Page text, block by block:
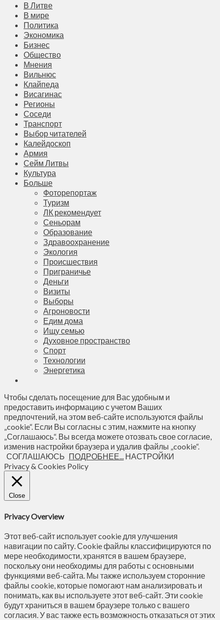
В Литве
В мире
Политика
Экономика
Бизнес
Общество
Мнения
Вильнюс
Клайпеда
Висагинас
Регионы
Соседи
Транспорт
Выбор читателей
Калейдоскоп
Армия
Сейм Литвы
Культура
Больше
Фоторепортаж
Туризм
ЛК рекомендует
Сеньорам
Образование
Здравоохранение
Экология
Происшествия
Приграничье
Деньги
Визиты
Выборы
Агроновости
Едим дома
Ищу семью
Духовное пространство
Спорт
Технологии
Энергетика
Чтобы сделать посещение для Вас удобным и
предоставить информацию с учетом Ваших
предпочтений, на этом веб-сайте используются файлы
„cookie“. Если Вы согласны с этим, нажмите на кнопку
„Соглашаюсь“. Вы всегда можете отозвать свое согласие,
изменив настройки браузера и удалив файлы „cookie“.
СОГЛАШАЮСЬ ПОДРОБНЕЕ... НАСТРОЙКИ
Privacy & Cookies Policy
Close
Privacy Overview
Этот веб-сайт использует cookie для улучшения
навигации по сайту. Сookie файлы классифицируются по
мере необходимости, хранятся в вашем браузере,
поскольку они необходимы для работы с основными
функциями веб-сайта. Мы также используем сторонние
файлы cookie, которые помогают нам анализировать и
понимать, как вы используете этот веб-сайт. Эти cookie
будут храниться в вашем браузере только с вашего
согласия. У вас также есть возможность отказаться от этих